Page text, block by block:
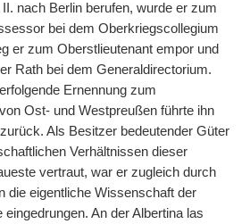
nach Berlin berufen, wurde er zum
bei dem Oberkriegscollegium
er zum Oberstlieutenant empor und
Rath bei dem Generaldirectorium.
Ernennung zum
Ost- und Westpreußen führte ihn
Als Besitzer bedeutender Güter
Verhältnissen dieser
vertraut, war er zugleich durch
die eigentliche Wissenschaft der
eingedrungen. An der Albertina las